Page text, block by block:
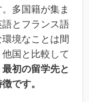
多国籍が集ま
とフランス語
境なことは間
国と比較して
初の留学先と
です。